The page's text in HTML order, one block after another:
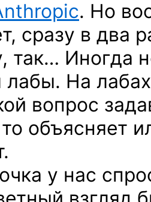
. Но
сразу в два
Иногда
На
вопрос
объясняет
у нас